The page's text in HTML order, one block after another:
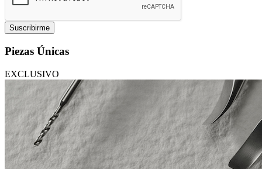
Suscribirme
Piezas Únicas
EXCLUSIVO